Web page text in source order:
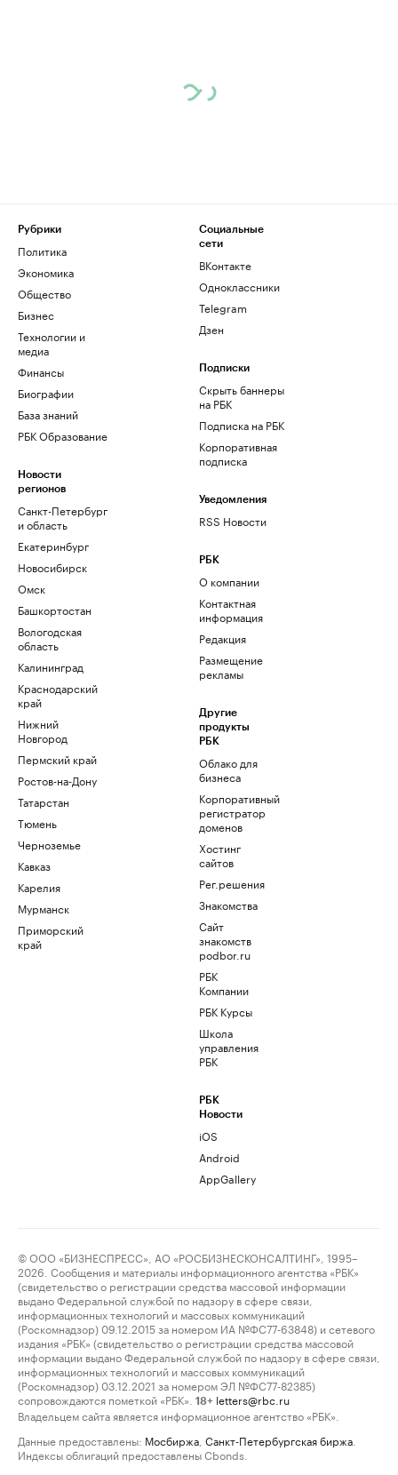
Рубрики
Политика
Экономика
Общество
Бизнес
Технологии и
медиа
Финансы
Биографии
База знаний
РБК Образование
Новости
регионов
Санкт-Петербург
и область
Екатеринбург
Новосибирск
Омск
Башкортостан
Вологодская
область
Калининград
Краснодарский
край
Нижний
Новгород
Пермский край
Ростов-на-Дону
Татарстан
Тюмень
Черноземье
Кавказ
Карелия
Мурманск
Приморский
край
Социальные
сети
ВКонтакте
Одноклассники
Telegram
Дзен
Подписки
Скрыть баннеры
на РБК
Подписка на РБК
Корпоративная
подписка
Уведомления
RSS Новости
РБК
О компании
Контактная
информация
Редакция
Размещение
рекламы
Другие
продукты
РБК
Облако для
бизнеса
Корпоративный
регистратор
доменов
Хостинг
сайтов
Рег.решения
Знакомства
Сайт
знакомств
podbor.ru
РБК
Компании
РБК Курсы
Школа
управления
РБК
РБК
Новости
iOS
Android
AppGallery
© ООО «БИЗНЕСПРЕСС», АО «РОСБИЗНЕСКОНСАЛТИНГ», 1995–
2026. Сообщения и материалы информационного агентства «РБК»
(свидетельство о регистрации средства массовой информации
выдано Федеральной службой по надзору в сфере связи,
информационных технологий и массовых коммуникаций
(Роскомнадзор) 09.12.2015 за номером ИА №ФС77-63848) и сетевого
издания «РБК» (свидетельство о регистрации средства массовой
информации выдано Федеральной службой по надзору в сфере связи,
информационных технологий и массовых коммуникаций
(Роскомнадзор) 03.12.2021 за номером ЭЛ №ФС77-82385)
сопровождаются пометкой «РБК».
18+ letters@rbc.ru
Владельцем сайта является информационное агентство «РБК».
Данные предоставлены: Мосбиржа Санкт-Петербургская биржа
Индексы облигаций предоставлены Cbonds.